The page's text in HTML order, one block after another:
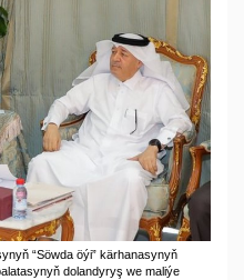
“Söwda öýi” kärhanasynyň
dolandyryş we maliýe